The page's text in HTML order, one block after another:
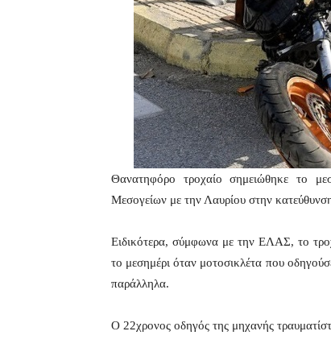
Θανατηφόρο τροχαίο σημειώθηκε το
Μεσογείων με την Λαυρίου στην
Ειδικότερα, σύμφωνα με την ΕΛΑΣ, το
το μεσημέρι όταν μοτοσικλέτα που
παράλληλα.
Ο 22χρονος οδηγός της μηχανής